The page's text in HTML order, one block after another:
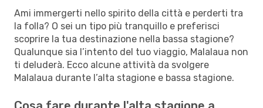
Ami immergerti nello spirito della città e perderti tra
la folla? O sei un tipo più tranquillo e preferisci
scoprire la tua destinazione nella bassa stagione?
Qualunque sia l’intento del tuo viaggio, Malalaua non
ti deluderà. Ecco alcune attività da svolgere
Malalaua durante l’alta stagione e bassa stagione.